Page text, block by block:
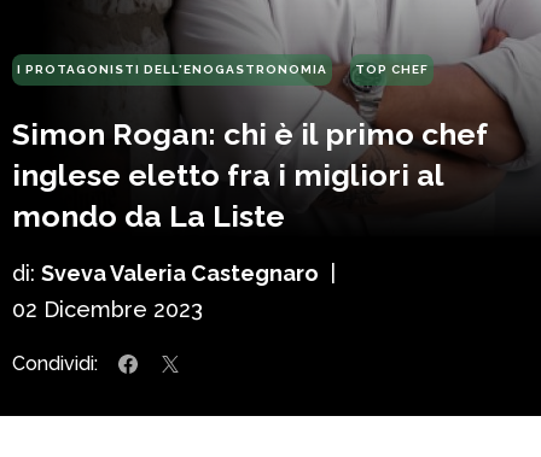
I PROTAGONISTI DELL'ENOGASTRONOMIA TOP CHEF
Simon Rogan: chi è il primo chef
inglese eletto fra i migliori al
mondo da La Liste
di: Sveva Valeria Castegnaro
02 Dicembre 2023
Condividi: